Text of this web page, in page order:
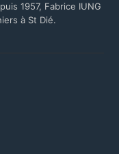
1957, Fabrice IUNG
à St Dié.